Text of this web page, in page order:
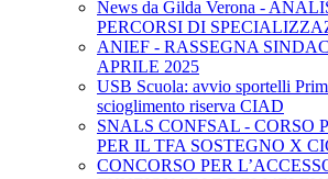
News da Gilda Verona -
PERCORSI DI
ANIEF - RASSEGNA
APRILE 2025
USB Scuola: avvio sportelli
scioglimento riserva CIAD
SNALS CONFSAL - CORSO
PER IL TFA SOSTEGNO X
CONCORSO PER